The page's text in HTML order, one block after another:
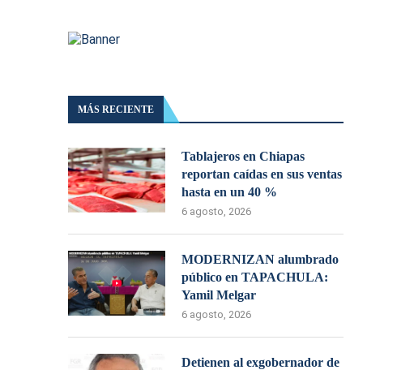
MÁS RECIENTE
Tablajeros en Chiapas
reportan caídas en sus ventas
hasta en un 40 %
6 agosto, 2026
MODERNIZAN alumbrado
público en TAPACHULA:
Yamil Melgar
6 agosto, 2026
Detienen al exgobernador de